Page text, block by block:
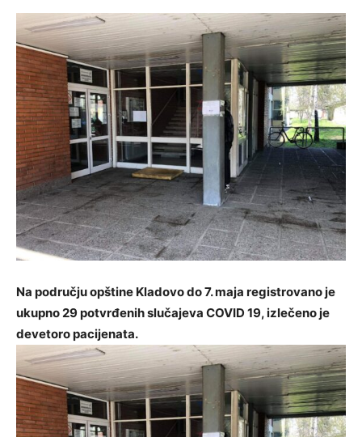
Na području opštine Kladovo do 7. maja registrovano je
ukupno 29 potvrđenih slučajeva COVID 19, izlečeno je
devetoro pacijenata.